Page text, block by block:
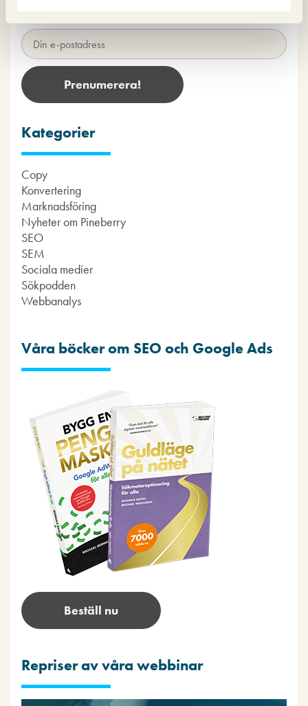
Kategorier
Copy
Konvertering
Marknadsföring
Nyheter om Pineberry
SEO
SEM
Sociala medier
Sökpodden
Webbanalys
Våra böcker om SEO och Google Ads
Beställ nu
Repriser av våra webbinar